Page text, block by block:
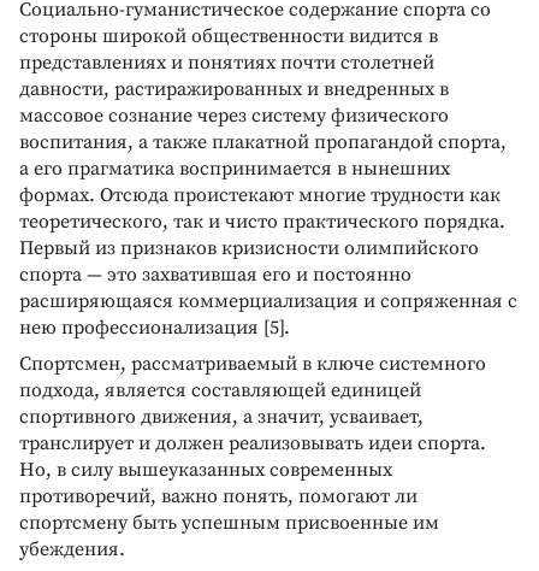
Социально-гуманистическое содержание спорта со
стороны широкой общественности видится в
представлениях и понятиях почти столетней
давности, растиражированных и внедренных в
массовое сознание через систему физического
воспитания, а также плакатной пропагандой спорта,
а его прагматика воспринимается в нынешних
формах. Отсюда проистекают многие трудности как
теоретического, так и чисто практического порядка.
Первый из признаков кризисности олимпийского
спорта — это захватившая его и постоянно
расширяющаяся коммерциализация и сопряженная с
нею профессионализация [5].
Спортсмен, рассматриваемый в ключе системного
подхода, является составляющей единицей
спортивного движения, а значит, усваивает,
транслирует и должен реализовывать идеи спорта.
Но, в силу вышеуказанных современных
противоречий, важно понять, помогают ли
спортсмену быть успешным присвоенные им
убеждения.